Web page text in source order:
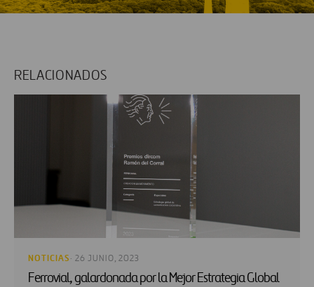
RELACIONADOS
NOTICIAS · 26 JUNIO, 2023
Ferrovial, galardonada por la Mejor Estrategia Global